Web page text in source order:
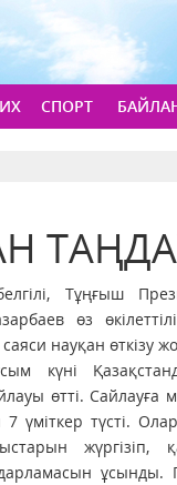
СПОРТ
Тұңғыш
өз
саяси науқан өткізу
күні
өтті. Сайлауға
үміткер түсті.
жүргізіп,
ұсын­ды.